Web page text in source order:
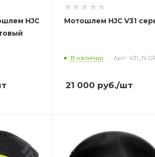
HJC
Мотошлем HJC V31
В наличии Арт.: V31_N
21 000 руб./шт